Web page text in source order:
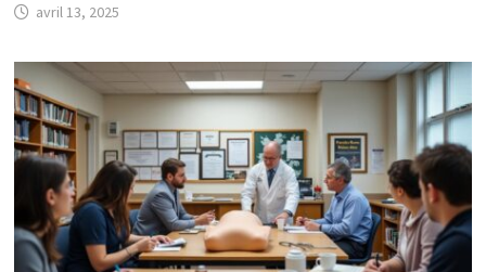
avril 13, 2025